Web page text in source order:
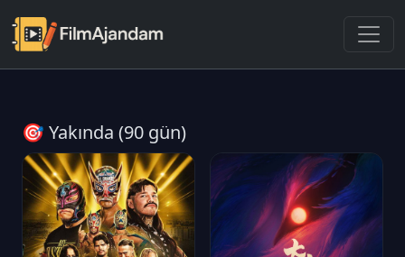
🎯 Yakında (90 gün)